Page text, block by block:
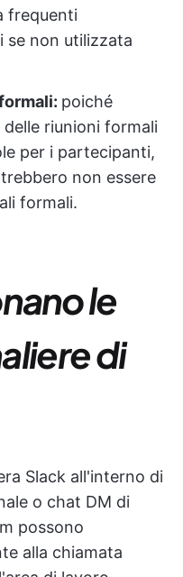
frequenti
se non utilizzata
poiché
riunioni formali
per i partecipanti,
non essere
formali.
le
di
Slack all'interno di
o chat DM di
possono
alla chiamata